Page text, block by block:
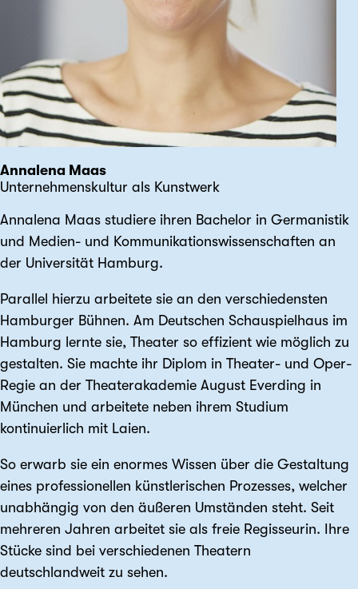
Annalena Maas
Unternehmenskultur als Kunstwerk
Annalena Maas studiere ihren Bachelor in Germanistik
und Medien- und Kommunikations­wissenschaften an
der Universität Hamburg.
Parallel hierzu arbeitete sie an den verschiedensten
Hamburger Bühnen. Am Deutschen Schauspiel­haus im
Hamburg lernte sie, Theater so effizient wie möglich zu
gestalten. Sie machte ihr Diplom in Theater- und Oper-
Regie an der Theater­akademie August Everding in
München und arbeitete neben ihrem Studium
kontinuierlich mit Laien.
So erwarb sie ein enormes Wissen über die Gestaltung
eines professionellen künstlerischen Prozesses, welcher
unabhängig von den äußeren Umständen steht. Seit
mehreren Jahren arbeitet sie als freie Regisseurin. Ihre
Stücke sind bei verschiedenen Theatern
deutschlandweit zu sehen.